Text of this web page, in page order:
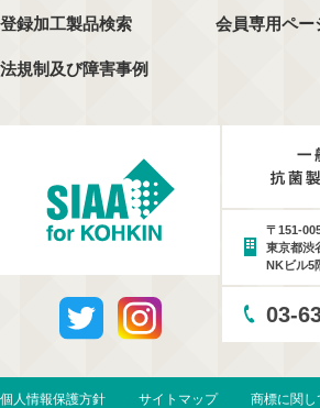
登録加工製品検索
法規制及び障害事例
会員専用ペー
〒151-
東京都渋
NKビル5
03-
個人情報保護方針 サイトマップ 商標に関し